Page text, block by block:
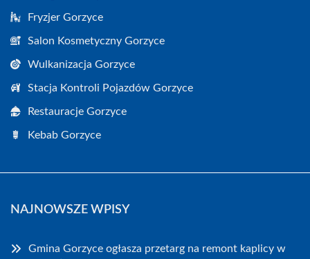
Fryzjer Gorzyce
Salon Kosmetyczny Gorzyce
Wulkanizacja Gorzyce
Stacja Kontroli Pojazdów Gorzyce
Restauracje Gorzyce
Kebab Gorzyce
NAJNOWSZE WPISY
Gmina Gorzyce ogłasza przetarg na remont kaplicy w